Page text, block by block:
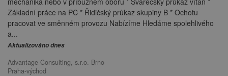
Základní práce na PC * Řidičský průkaz skupiny B * Ochotu
pracovat ve směnném provozu Nabízíme Hledáme spolehlivého
a...
Aktualizováno dnes
Advantage Consulting, s.r.o. Brno
Praha-východ